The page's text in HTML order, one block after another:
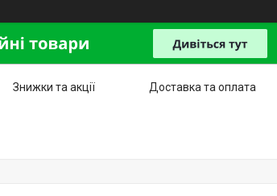
Знижки та акції Доставка та оплата